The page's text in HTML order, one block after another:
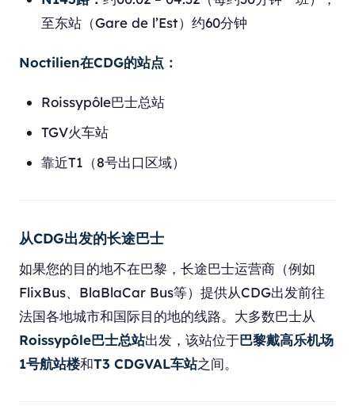
至东站（Gare de l’Est）约60分钟
Noctilien在CDG的站点：
Roissypôle巴士总站
TGV火车站
靠近T1（8号出口区域）
从CDG出发的长途巴士
如果您的目的地不在巴黎，长途巴士运营商（例如
FlixBus、BlaBlaCar Bus等）提供从CDG出发前往
法国各地城市和国际目的地的线路。大多数巴士从
Roissypôle巴士总站出发，该站位于巴黎戴高乐机场
1号航站楼和T3 CDGVAL车站之间。